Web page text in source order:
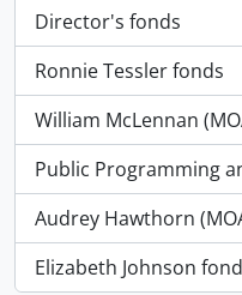
Director's fonds
, 1496 resultados
Ronnie Tessler fonds
, 1476 resultados
William McLennan
, 1170 resultados
Public Programming
, 1090 resultados
Audrey Hawthorn
, 1069 resultados
Elizabeth Johnson
, 868 resultados